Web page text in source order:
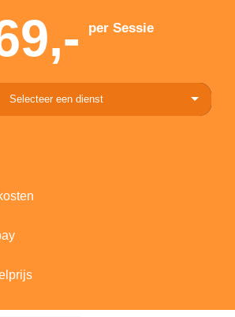
per Sessie
Selecteer een dienst